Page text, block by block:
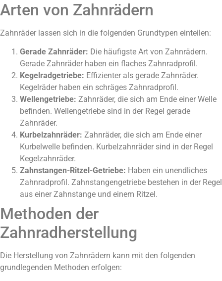
Arten von Zahnrädern
Zahnräder lassen sich in die folgenden Grundtypen einteilen:
Gerade Zahnräder: Die häufigste Art von Zahnrädern.
Gerade Zahnräder haben ein flaches Zahnradprofil.
Kegelradgetriebe: Effizienter als gerade Zahnräder.
Kegelräder haben ein schräges Zahnradprofil.
Wellengetriebe: Zahnräder, die sich am Ende einer Welle
befinden. Wellengetriebe sind in der Regel gerade
Zahnräder.
Kurbelzahnräder: Zahnräder, die sich am Ende einer
Kurbelwelle befinden. Kurbelzahnräder sind in der Regel
Kegelzahnräder.
Zahnstangen-Ritzel-Getriebe: Haben ein unendliches
Zahnradprofil. Zahnstangengetriebe bestehen in der Regel
aus einer Zahnstange und einem Ritzel.
Methoden der
Zahnradherstellung
Die Herstellung von Zahnrädern kann mit den folgenden
grundlegenden Methoden erfolgen: